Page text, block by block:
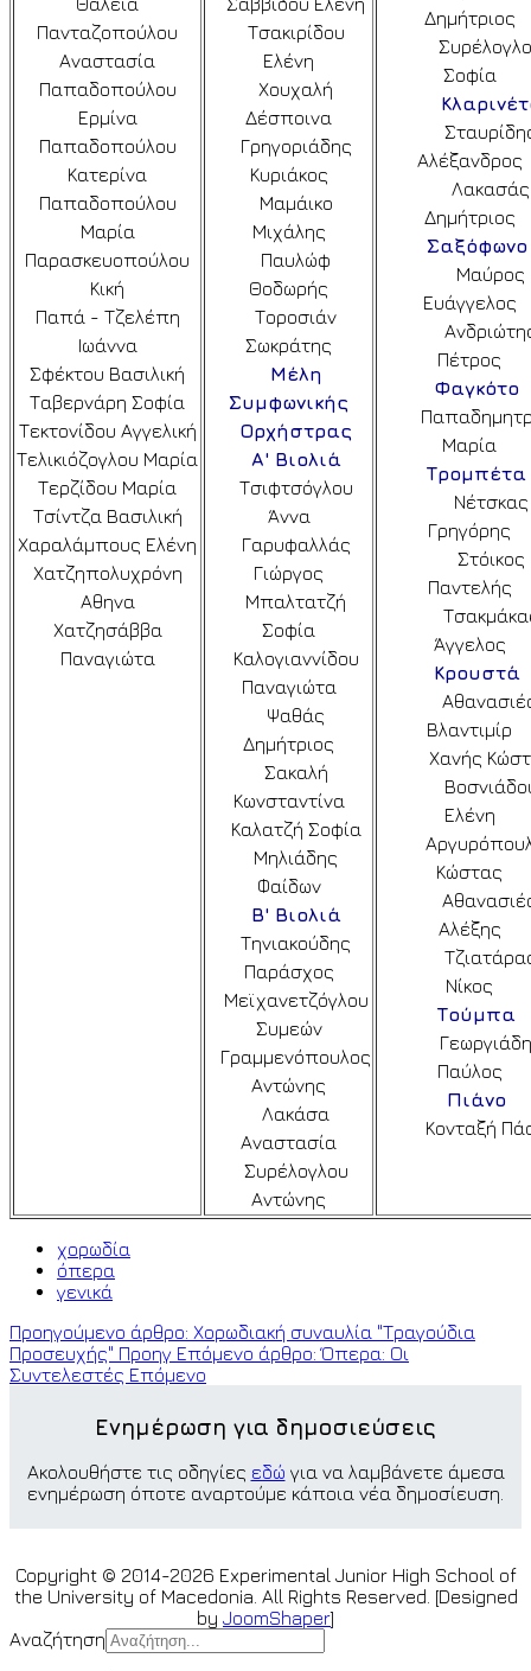
Πανταζοπούλου
Αναστασία
Παπαδοπούλου
Ερμίνα
Παπαδοπούλου
Κατερίνα
Παπαδοπούλου
Μαρία
Παρασκευοπούλου
Κική
Παπά - Τζελέπη
Ιωάννα
Σφέκτου Βασιλική
Ταβερνάρη Σοφία
Τεκτονίδου Αγγελική
Τελικιόζογλου Μαρία
Τερζίδου Μαρία
Τσίντζα Βασιλική
Χαραλάμπους Ελένη
Χατζηπολυχρόνη
Αθηνα
Χατζησάββα
Παναγιώτα
Τσακιρίδου
Ελένη
Χουχαλή
Δέσποινα
Γρηγοριάδης
Κυριάκος
Μαμάικο
Μιχάλης
Παυλώφ
Θοδωρής
Τοροσιάν
Σωκράτης
Μέλη
Συμφωνικής
Ορχήστρας
Α' Βιολιά
Τσιφτσόγλου
Άννα
Γαρυφαλλάς
Γιώργος
Μπαλτατζή
Σοφία
Καλογιαννίδου
Παναγιώτα
Ψαθάς
Δημήτριος
Σακαλή
Κωνσταντίνα
Καλατζή Σοφία
Μηλιάδης
Φαίδων
Β' Βιολιά
Τηνιακούδης
Παράσχος
Μεϊχανετζόγλου
Συμεών
Γραμμενόπουλος
Αντώνης
Λακάσα
Αναστασία
Συρέλογλου
Αντώνης
Δημήτριος
Σοφία
Αλέξανδρος
Λακασάς
Δημήτριος
Σαξόφωνο
Μαύρος
Ευάγγελος
Πέτρος
Φαγκότο
Μαρία
Τρομπέτα
Νέτσκας
Γρηγόρης
Στόικος
Παντελής
Άγγελος
Κρουστά
Βλαντιμίρ
Χανής
Ελένη
Κώστας
Αλέξης
Νίκος
Τούμπα
Παύλος
Πιάνο
Κονταξή
χορωδία
όπερα
γενικά
Προηγούμενο άρθρο: Χορωδιακή συναυλία "Τραγούδια
Προσευχής" Προηγ Επόμενο άρθρο: Όπερα: Οι
Συντελεστές Επόμενο
Ενημέρωση για δημοσιεύσεις
Ακολουθήστε τις οδηγίες εδώ για να λαμβάνετε άμεσα
ενημέρωση όποτε αναρτούμε κάποια νέα δημοσίευση.
Copyright © 2014-2026 Experimental Junior High School of
the University of Macedonia. All Rights Reserved. [Designed
by JoomShaper]
Αναζήτηση